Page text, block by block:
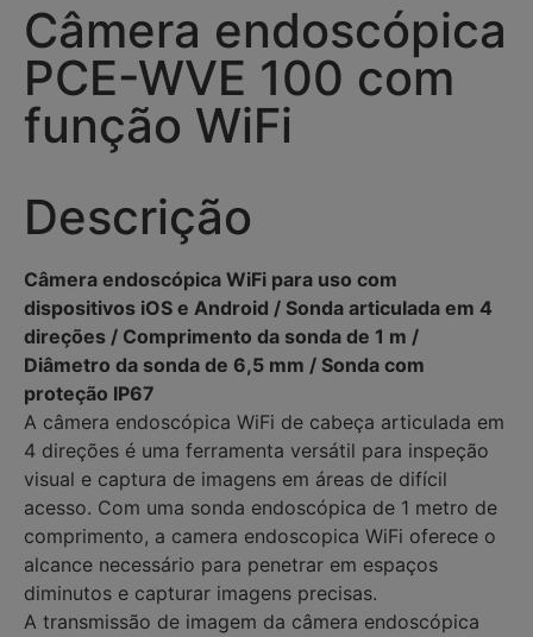
Câmera endoscópica
PCE-WVE 100 com
função WiFi
Descrição
Câmera endoscópica WiFi para uso com
dispositivos iOS e Android / Sonda articulada em 4
direções / Comprimento da sonda de 1 m /
Diâmetro da sonda de 6,5 mm / Sonda com
proteção IP67
A câmera endoscópica WiFi de cabeça articulada em
4 direções é uma ferramenta versátil para inspeção
visual e captura de imagens em áreas de difícil
acesso. Com uma sonda endoscópica de 1 metro de
comprimento, a camera endoscopica WiFi oferece o
alcance necessário para penetrar em espaços
diminutos e capturar imagens precisas.
A transmissão de imagem da câmera endoscópica